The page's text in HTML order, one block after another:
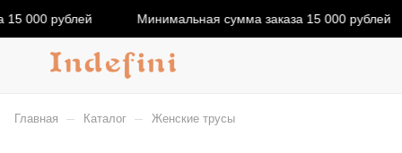
рублей Минимальная сумма заказа 15 000 рублей
Главная – Каталог – Женские трусы